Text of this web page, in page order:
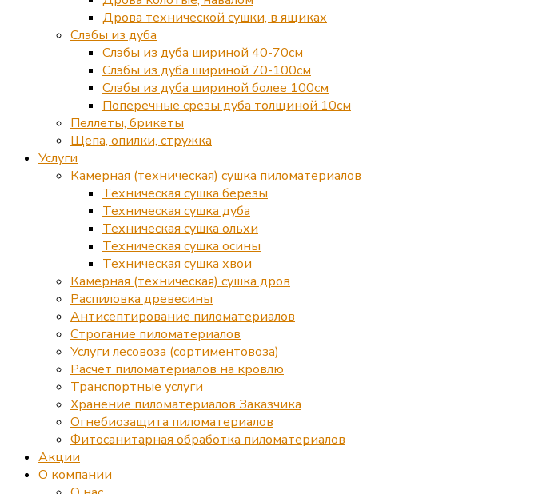
Дрова технической сушки, в ящиках
Слэбы из дуба
Слэбы из дуба шириной 40-70см
Слэбы из дуба шириной 70-100см
Слэбы из дуба шириной более 100см
Поперечные срезы дуба толщиной 10см
Пеллеты, брикеты
Щепа, опилки, стружка
Услуги
Камерная (техническая) сушка пиломатериалов
Техническая сушка березы
Техническая сушка дуба
Техническая сушка ольхи
Техническая сушка осины
Техническая сушка хвои
Камерная (техническая) сушка дров
Распиловка древесины
Антисептирование пиломатериалов
Строгание пиломатериалов
Услуги лесовоза (сортиментовоза)
Расчет пиломатериалов на кровлю
Транспортные услуги
Хранение пиломатериалов Заказчика
Огнебиозащита пиломатериалов
Фитосанитарная обработка пиломатериалов
Акции
О компании